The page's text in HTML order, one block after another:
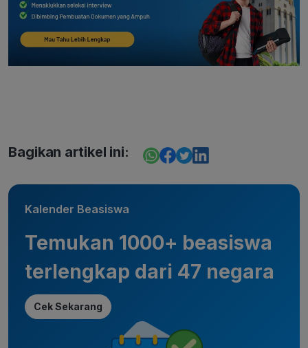
Bagikan artikel ini:
Kalender Beasiswa
Temukan 1000+ beasiswa
terlengkap dari 47 negara
Cek Sekarang